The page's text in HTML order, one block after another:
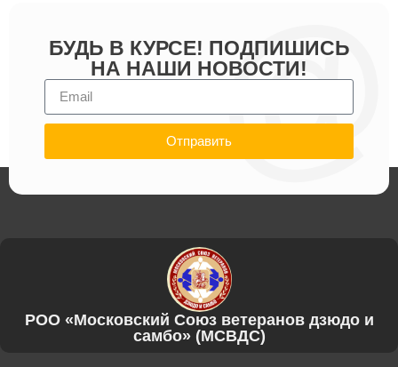
БУДЬ В КУРСЕ! ПОДПИШИСЬ
НА НАШИ НОВОСТИ!
Отправить
РОО «Московский Союз ветеранов дзюдо и
самбо» (МСВДС)